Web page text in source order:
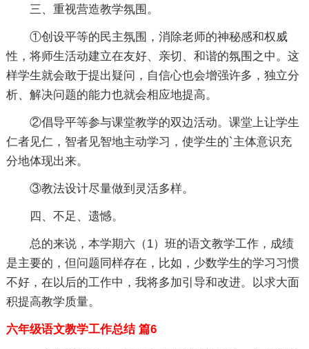
三、重视营造教学氛围。
①创设平等的民主氛围，消除老师的神秘感和权威
性，将师生活动建立在友好、亲切、和谐的氛围之中。这
样学生就会敢于提出疑问，自信心也会增强许多，独立分
析、解决问题的能力也就会相应地提高。
②倡导平等参与课堂教学的双边活动。课堂上让学生
仁者见仁，智者见智地主动学习，使学生的`主体意识充
分地体现出来。
③教法设计尽量做到灵活多样。
四、不足、遗憾。
总的来说，本学期六（1）班的语文教学工作，成绩
是主要的，但问题同样存在，比如，少数学生的学习习惯
不好，在以后的工作中，我将多加引导和改进。以求大面
积提高教学质量。
六年级语文教学工作总结 篇6